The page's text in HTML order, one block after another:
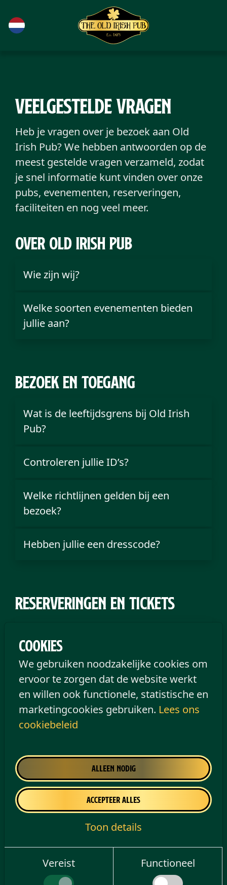
Ga naar de hoofdinhoud
Cookies
We gebruiken noodzakelijke cookies om
ervoor te zorgen dat de website werkt
en willen ook functionele, statistische en
marketingcookies gebruiken. Lees ons
cookiebeleid
Alleen nodig
Accepteer alles
Toon details
Vereist Functioneel
Veelgestelde vragen
Heb je vragen over je bezoek aan Old
Irish Pub? We hebben antwoorden op de
meest gestelde vragen verzameld, zodat
je snel informatie kunt vinden over onze
pubs, evenementen, reserveringen,
faciliteiten en nog veel meer.
Over Old Irish Pub
Wie zijn wij?
Welke soorten evenementen bieden
jullie aan?
Bezoek en toegang
Wat is de leeftijdsgrens bij Old Irish
Pub?
Controleren jullie ID’s?
Welke richtlijnen gelden bij een
bezoek?
Hebben jullie een dresscode?
Reserveringen en tickets
Hoe reserveer ik een tafel?
Hoe kan ik betalen bij Old Irish Pub?
Praktische informatie
Wat zijn de openingstijden?
Hoe kan ik contact opnemen met Old
Is er parkeergelegenheid in de buurt?